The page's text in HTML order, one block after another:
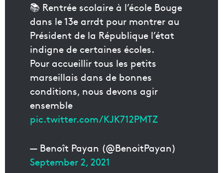
📚 Rentrée scolaire à l’école Bouge
dans le 13e arrdt pour montrer au
Président de la République l’état
indigne de certaines écoles.
Pour accueillir tous les petits
marseillais dans de bonnes
conditions, nous devons agir
ensemble
pic.twitter.com/KJK712PMTZ
— Benoît Payan (@BenoitPayan)
September 2, 2021